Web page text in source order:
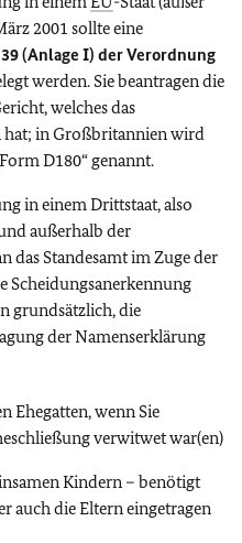
2001 sollte eine
(Anlage I) der Verordnung
werden. Sie beantragen die
welches das
hat; in Großbritannien wird
D180“ genannt.
in einem Drittstaat, also
außerhalb der
das Standesamt im Zuge der
Scheidungsanerkennung
grundsätzlich, die
der Namenserklärung
Ehegatten, wenn Sie
verwitwet war(en)
Kindern – benötigt
auch die Eltern eingetragen